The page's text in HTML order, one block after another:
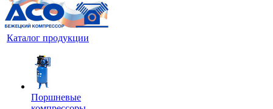
Каталог продукции
Поршневые